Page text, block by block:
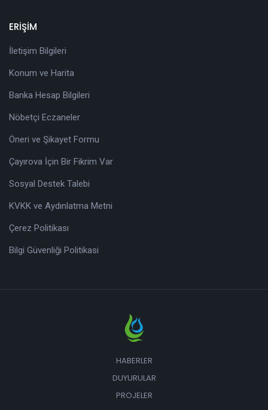
ERİŞİM
İletişim Bilgileri
Konum ve Harita
Banka Hesap Bilgileri
Nöbetçi Eczaneler
Öneri ve Şikayet Formu
Çayırova İçin Bir Fikrim Var
Sosyal Destek Talebi
KVKK ve Aydınlatma Metni
Çerez Politikası
Bilgi Güvenliği Politikasi
HABERLER
DUYURULAR
PROJELER